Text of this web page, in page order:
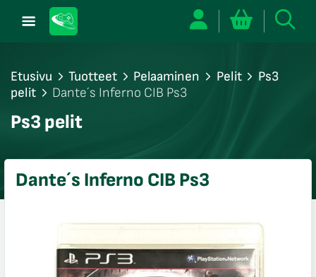
Etusivu Tuotteet Pelaaminen Pelit
Ps3
pelit
Dante´s Inferno CIB Ps3
Ps3 pelit
Dante´s Inferno CIB Ps3
sulje
sulje